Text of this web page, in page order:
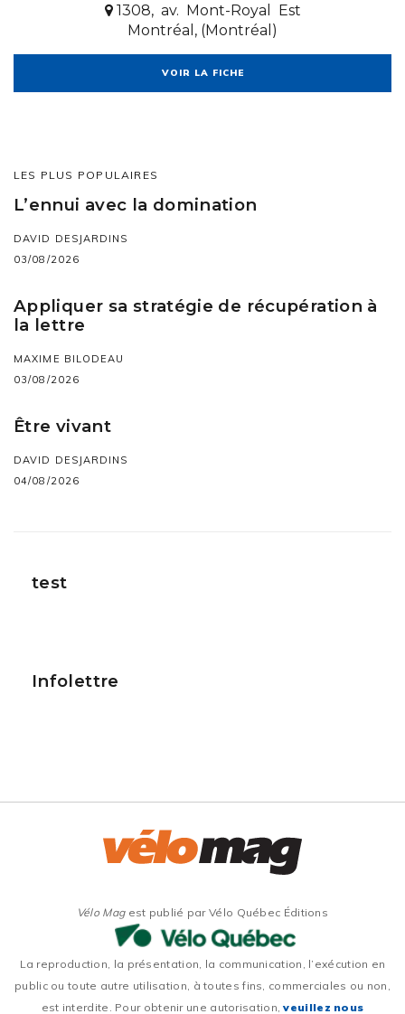
1308, av. Mont-Royal Est
Montréal, (Montréal)
VOIR LA FICHE
LES PLUS POPULAIRES
L’ennui avec la domination
DAVID DESJARDINS
03/08/2026
Appliquer sa stratégie de récupération à
la lettre
MAXIME BILODEAU
03/08/2026
Être vivant
DAVID DESJARDINS
04/08/2026
test
Infolettre
Vélo Magest publié par Vélo Québec Éditions
La reproduction, la présentation, la communication, l’exécution en
public ou toute autre utilisation, à toutes fins, commerciales ou non,
est interdite. Pour obtenir une autorisation,veuillez nous